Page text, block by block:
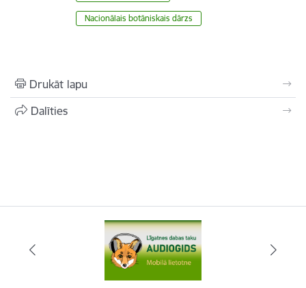
Nacionālais botāniskais dārzs
Drukāt lapu
Dalīties